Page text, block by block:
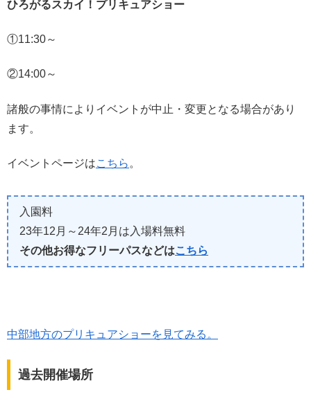
ひろがるスカイ！プリキュアショー
①11:30～
②14:00～
諸般の事情によりイベントが中止・変更となる場合があり
ます。
イベントページはこちら 。
入園料
23年12月～24年2月は入場料無料
その他お得なフリーパスなどはこちら
中部地方のプリキュアショーを見てみる。
過去開催場所